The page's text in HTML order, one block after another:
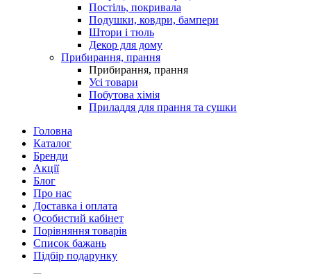
Постіль, покривала
Подушки, ковдри, бампери
Штори і тюль
Декор для дому
Прибирання, прання
Прибирання, прання
Усі товари
Побутова хімія
Приладдя для прання та сушки
Головна
Каталог
Бренди
Акції
Блог
Про нас
Доставка і оплата
Особистий кабінет
Порівняння товарів
Список бажань
Підбір подарунку